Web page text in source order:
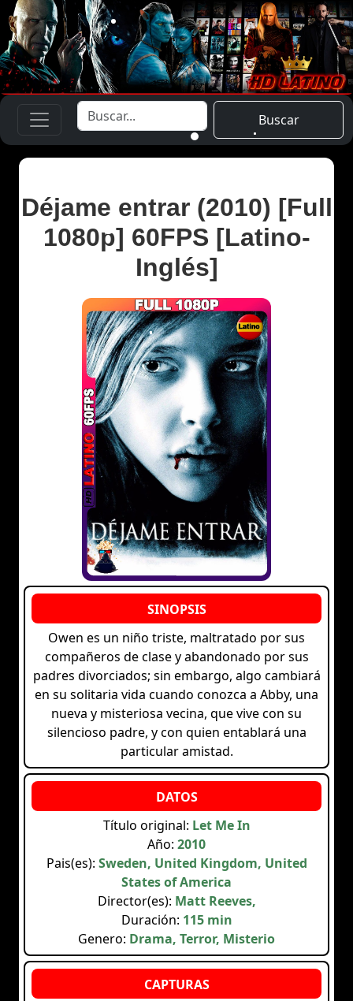
Buscar
Déjame entrar (2010) [Full
1080p] 60FPS [Latino-
Inglés]
Owen es un niño triste, maltratado por sus
compañeros de clase y abandonado por sus
padres divorciados; sin embargo, algo cambiará
en su solitaria vida cuando conozca a Abby, una
nueva y misteriosa vecina, que vive con su
silencioso padre, y con quien entablará una
particular amistad.
Título original: Let Me In
Año: 2010
Pais(es): Sweden, United Kingdom, United
States of America
Director(es): Matt Reeves,
Duración: 115 min
Genero: Drama, Terror, Misterio